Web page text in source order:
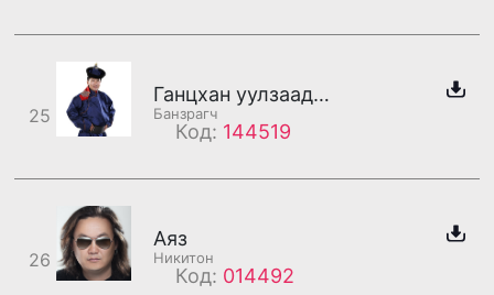
25
Ганцхан уулзаад тэврүүлэхсэн
Банзрагч
Код: 144519
26
Аяз
Никитон
Код: 014492